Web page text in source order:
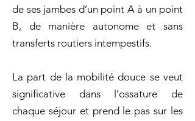
de ses jambes d’un point A à un point
B, de manière autonome et sans
transferts routiers intempestifs.
La part de la mobilité douce se veut
significative dans l’ossature de
chaque séjour et prend le pas sur les